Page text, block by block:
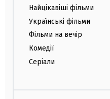
Найцікавіші фільми
Українські фільми
Фільми на вечір
Комедії
Серіали